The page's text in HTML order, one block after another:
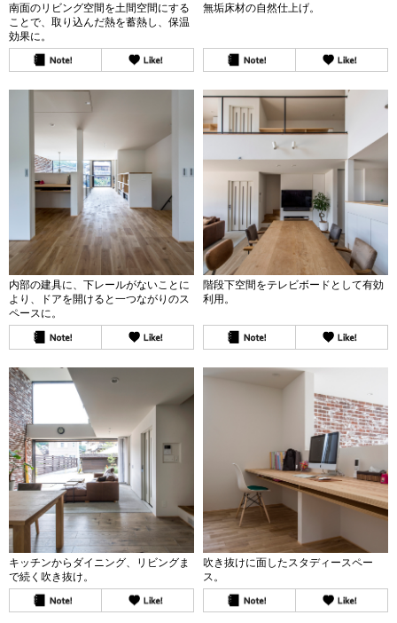
南面のリビング空間を土間空間にする
ことで、取り込んだ熱を蓄熱し、保温
効果に。
無垢床材の自然仕上げ。
内部の建具に、下レールがないことに
より、ドアを開けると一つながりのス
ペースに。
階段下空間をテレビボードとして有効
利用。
キッチンからダイニング、リビングま
で続く吹き抜け。
吹き抜けに面したスタディースペー
ス。